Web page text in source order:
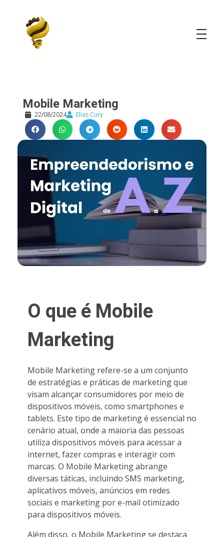
Mobile Marketing
22/08/2024 Elias Cury
O que é Mobile
Marketing
Mobile Marketing refere-se a um conjunto
de estratégias e práticas de marketing que
visam alcançar consumidores por meio de
dispositivos móveis, como smartphones e
tablets. Este tipo de marketing é essencial no
cenário atual, onde a maioria das pessoas
utiliza dispositivos móveis para acessar a
internet, fazer compras e interagir com
marcas. O Mobile Marketing abrange
diversas táticas, incluindo SMS marketing,
aplicativos móveis, anúncios em redes
sociais e marketing por e-mail otimizado
para dispositivos móveis.
Além disso, o Mobile Marketing se destaca